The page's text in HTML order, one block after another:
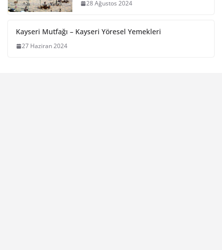
28 Ağustos 2024
Kayseri Mutfağı – Kayseri Yöresel Yemekleri
27 Haziran 2024